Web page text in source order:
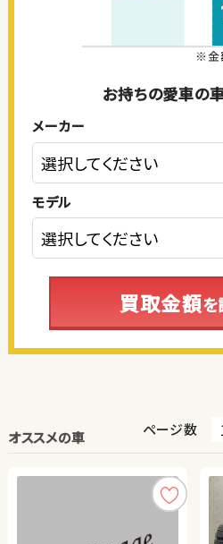
※金
お持ちの愛車の
メーカー
モデル
買取金額を
オススメの車 ページ数